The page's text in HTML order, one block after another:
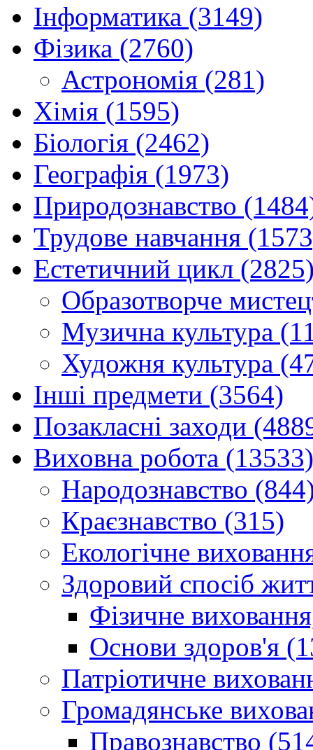
Інформатика (3149)
Фізика (2760)
Астрономія (281)
Хімія (1595)
Біологія (2462)
Географія (1973)
Природознавство
Трудове навчання
Естетичний цикл
Образотворче
Музична культура
Художня культура
Інші предмети (3564)
Позакласні заходи
Виховна робота (13533)
Народознавство
Краєзнавство (315)
Екологічне
Здоровий спосіб
Фізичне
Основи здоров'я
Патріотичне
Громадянське
Правознавство